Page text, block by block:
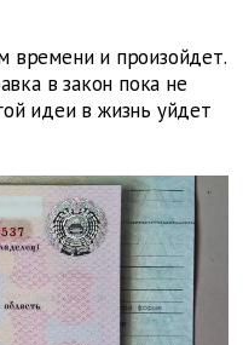
времени и произойдет.
в закон пока не
идеи в жизнь уйдет